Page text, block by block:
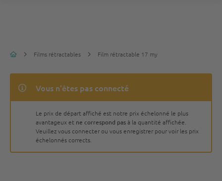
Films rétractables Film rétractable 17 my
Vous n'êtes pas connecté
Le prix de départ affiché est notre prix échelonné le plus
avantageux et ne correspond pasà la quantité affichée.
Veuillez vous connecter ou vous enregistrer pour voir les prix
échelonnés corrects.